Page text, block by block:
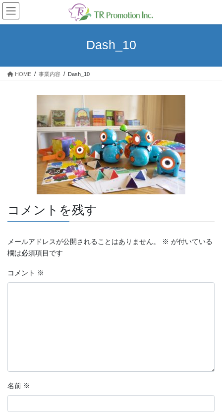
コ
ン
テ
ス
ナ
ビ
ゲ
ン
Dash_10
HOME 事業内容 Dash_10
コメントを残す
メールアドレスが公開されることはありません。 ※ が付いている
欄は必須項目です
コメント ※
名前 ※